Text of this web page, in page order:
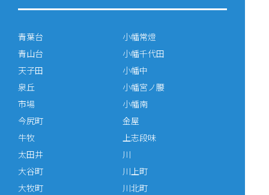
青葉台
青山台
天子田
泉丘
市場
今尻町
牛牧
太田井
大谷町
大牧町
小幡常燈
小幡千代田
小幡中
小幡宮ノ腰
小幡南
金屋
上志段味
川
川上町
川北町